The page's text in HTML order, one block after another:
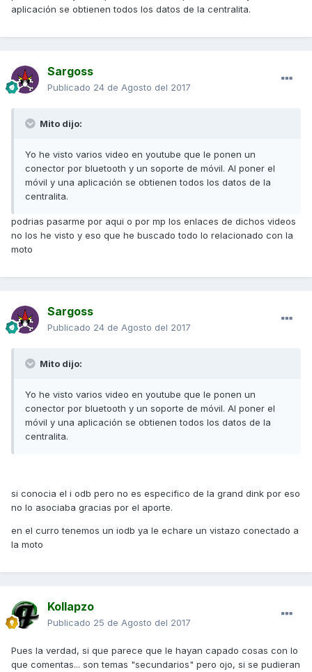
aplicación se obtienen todos los datos de la centralita.
Sargoss
Publicado 24 de Agosto del 2017
Mito dijo:
Yo he visto varios video en youtube que le ponen un
conector por bluetooth y un soporte de móvil. Al poner el
móvil y una aplicación se obtienen todos los datos de la
centralita.
podrias pasarme por aqui o por mp los enlaces de dichos videos
no los he visto y eso que he buscado todo lo relacionado con la
moto
Sargoss
Publicado 24 de Agosto del 2017
Mito dijo:
Yo he visto varios video en youtube que le ponen un
conector por bluetooth y un soporte de móvil. Al poner el
móvil y una aplicación se obtienen todos los datos de la
centralita.
si conocia el i odb pero no es especifico de la grand dink por eso
no lo asociaba gracias por el aporte.
en el curro tenemos un iodb ya le echare un vistazo conectado a
la moto
Kollapzo
Publicado 25 de Agosto del 2017
Pues la verdad, si que parece que le hayan capado cosas con lo
que comentas... son temas "secundarios" pero ojo, si se pudieran